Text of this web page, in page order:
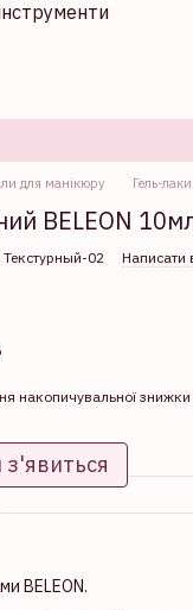
для манікюру Гель-лаки
BELEON
Текстурный-02 Написати
накопичувальної знижки
BELEON.